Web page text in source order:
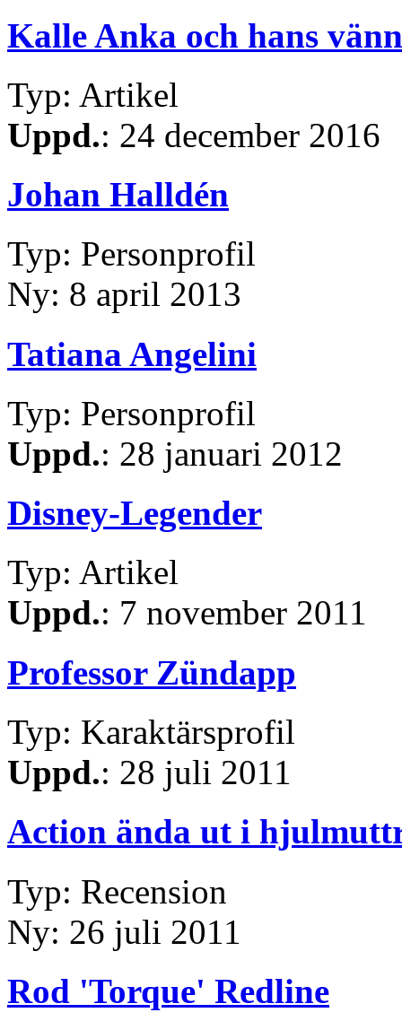
Kalle Anka och hans
Typ: Artikel
Uppd.: 24 december 2016
Johan Halldén
Typ: Personprofil
Ny: 8 april 2013
Tatiana Angelini
Typ: Personprofil
Uppd.: 28 januari 2012
Disney-Legender
Typ: Artikel
Uppd.: 7 november 2011
Professor Zündapp
Typ: Karaktärsprofil
Uppd.: 28 juli 2011
Action ända ut i
Typ: Recension
Ny: 26 juli 2011
Rod 'Torque' Redline